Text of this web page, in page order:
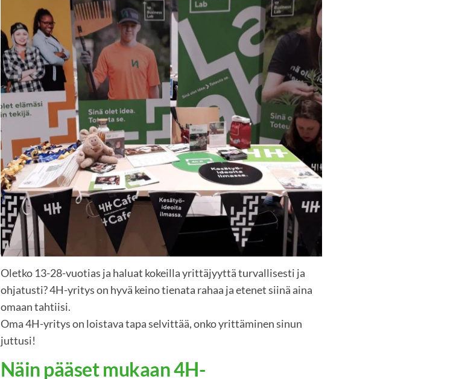
Oletko 13-28-vuotias ja haluat kokeilla yrittäjyyttä turvallisesti ja
ohjatusti? 4H-yritys on hyvä keino tienata rahaa ja etenet siinä aina
omaan tahtiisi.
Oma 4H-yritys on loistava tapa selvittää, onko yrittäminen sinun
juttusi!
Näin pääset mukaan 4H-